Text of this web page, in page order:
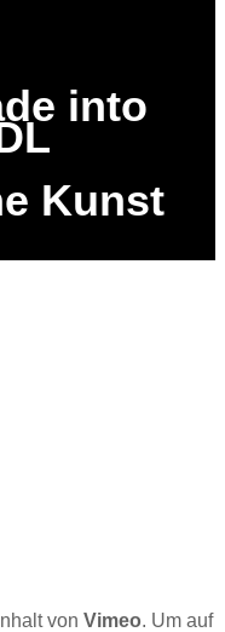
into
Kunst
von Vimeo. Um auf